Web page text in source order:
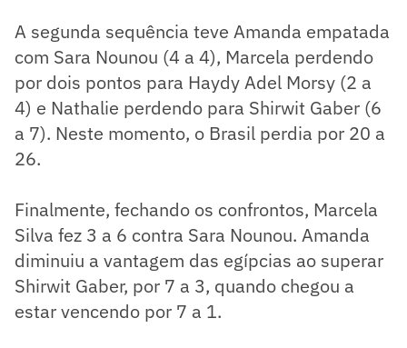
A segunda sequência teve Amanda empatada
com Sara Nounou (4 a 4), Marcela perdendo
por dois pontos para Haydy Adel Morsy (2 a
4) e Nathalie perdendo para Shirwit Gaber (6
a 7). Neste momento, o Brasil perdia por 20 a
26.
Finalmente, fechando os confrontos, Marcela
Silva fez 3 a 6 contra Sara Nounou. Amanda
diminuiu a vantagem das egípcias ao superar
Shirwit Gaber, por 7 a 3, quando chegou a
estar vencendo por 7 a 1.